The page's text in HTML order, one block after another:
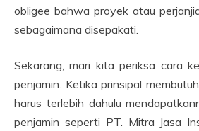
obligee bahwa proyek atau
sebagaimana disepakati.
Sekarang, mari kita periksa cara
penjamin. Ketika prinsipal
harus terlebih dahulu
penjamin seperti PT. Mitra Jasa